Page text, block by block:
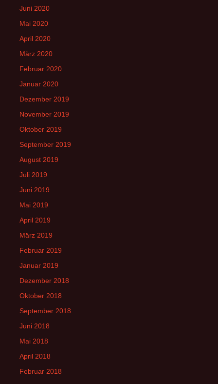
Juni 2020
Mai 2020
April 2020
März 2020
Februar 2020
Januar 2020
Dezember 2019
November 2019
Oktober 2019
September 2019
August 2019
Juli 2019
Juni 2019
Mai 2019
April 2019
März 2019
Februar 2019
Januar 2019
Dezember 2018
Oktober 2018
September 2018
Juni 2018
Mai 2018
April 2018
Februar 2018